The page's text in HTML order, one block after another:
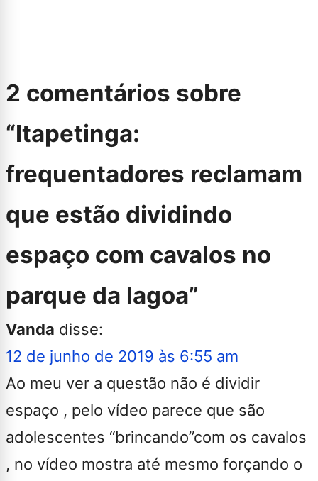
2 comentários sobre
“Itapetinga:
frequentadores reclamam
que estão dividindo
espaço com cavalos no
parque da lagoa”
Vanda disse:
12 de junho de 2019 às 6:55 am
Ao meu ver a questão não é dividir
espaço , pelo vídeo parece que são
adolescentes “brincando”com os cavalos
, no vídeo mostra até mesmo forçando o